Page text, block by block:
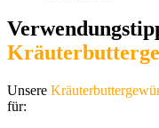
Unsere
für: